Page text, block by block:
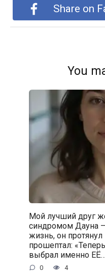
Share on
You
Мой лучший друг
синдромом Дауна
жизнь, он
прошептал:
выбрал именно
0 4